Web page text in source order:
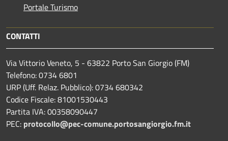
Portale Turismo
CONTATTI
Via Vittorio Veneto, 5 - 63822 Porto San Giorgio (FM)
Telefono: 0734 6801
URP (Uff. Relaz. Pubblico): 0734 680342
Codice Fiscale: 81001530443
Partita IVA: 00358090447
PEC: protocollo@pec-comune.portosangiorgio.fm.it